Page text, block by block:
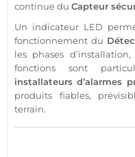
continue du Capteur
Un indicateur LED
fonctionnement du
les phases
fonctions sont
installateurs d’alarmes
produits fiables,
terrain.